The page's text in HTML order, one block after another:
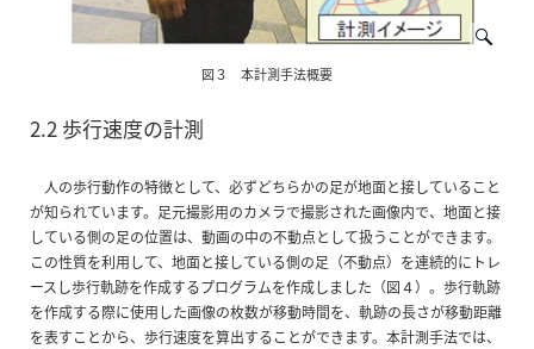
図３ 本計測手法概要
2.2 歩行速度の計測
人の歩行動作の特徴として、必ずどちらかの足が地面と接していること
が知られています。足元撮影用のカメラで撮影された画像内で、地面と接
している側の足の位置は、動画の中の不動点として扱うことができます。
この性質を利用して、地面と接している側の足（不動点）を連続的にトレ
ースし歩行軌跡を作成するプログラムを作成しました（図４）。歩行軌跡
を作成する際に使用した画像の枚数が移動時間を、軌跡の長さが移動距離
を表すことから、歩行速度を算出することができます。本計測手法では、